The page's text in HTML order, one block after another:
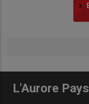
L'Aurore